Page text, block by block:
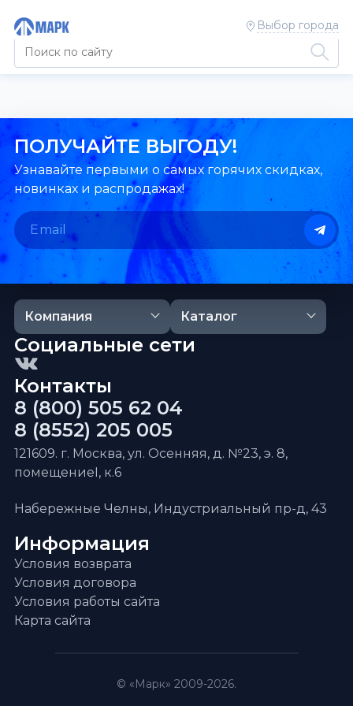
Выбор города
ПОЛУЧАЙТЕ ВЫГОДУ!
Узнавайте первыми о самых горячих скидках,
новинках и распродажах!
Компания Каталог
Информация
Условия возврата
Условия договора
Условия работы сайта
Карта сайта
Контакты
8 (800) 505 62 04
8 (8552) 205 005
121609. г. Москва, ул. Осенняя, д. №23, э. 8,
помещениеI, к.6
Набережные Челны, Индустриальный пр-д, 43
Социальные сети
© «Марк» 2009-2026.